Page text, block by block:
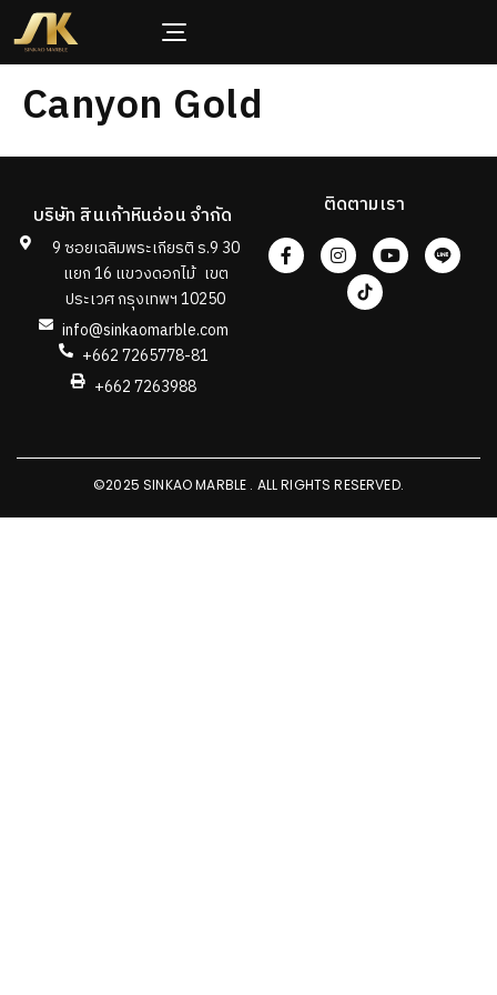
Canyon Gold
บริษัท สินเก้าหินอ่อน จำกัด
9 ซอยเฉลิมพระเกียรติ ร.9 30
แยก 16 แขวงดอกไม้ เขต
ประเวศ กรุงเทพฯ 10250
info@sinkaomarble.com
+662 7265778-81
+662 7263988
ติดตามเรา
©2025 SINKAO MARBLE . ALL RIGHTS RESERVED.